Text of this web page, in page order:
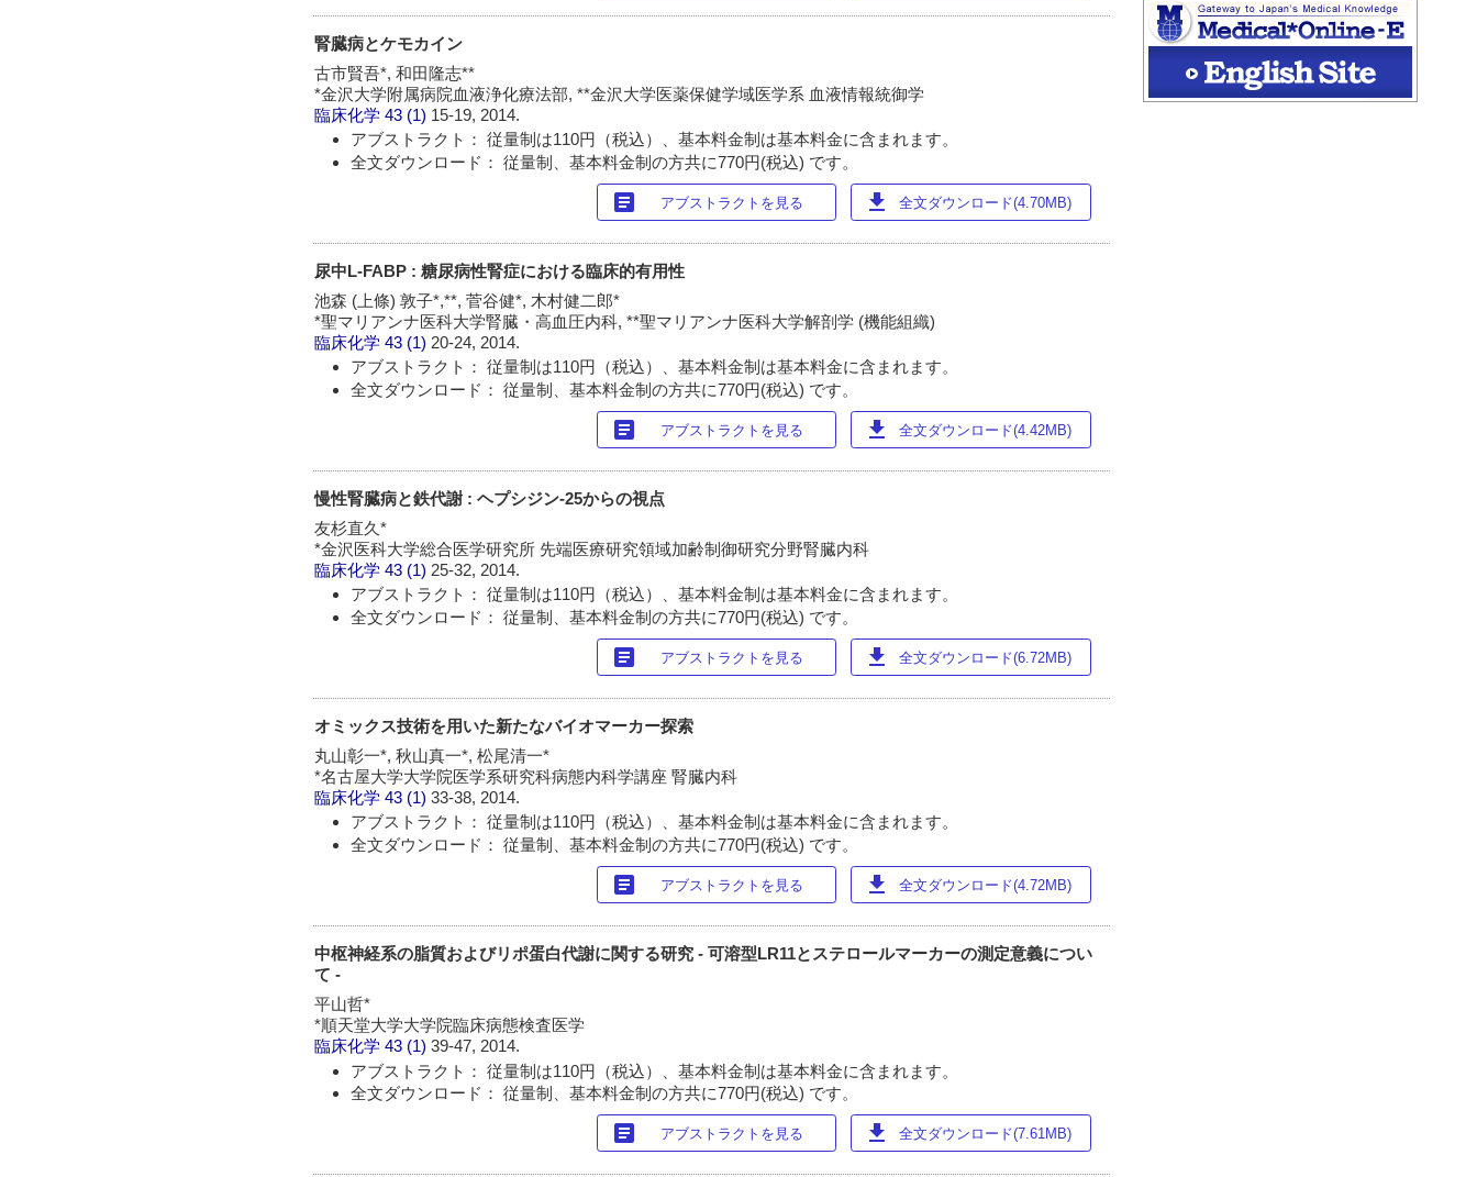
腎臓病とケモカイン
古市賢吾*, 和田隆志**
*金沢大学附属病院血液浄化療法部, **金沢大学医薬保健学域医学系 血液情報統御学
臨床化学 43 (1) 15-19, 2014.
アブストラクト： 従量制は110円（税込）、基本料金制は基本料金に含まれます。
全文ダウンロード： 従量制、基本料金制の方共に770円(税込) です。
article アブストラクトを見る download 全文ダウンロード(4.70MB)
尿中L-FABP : 糖尿病性腎症における臨床的有用性
池森 (上條) 敦子*,**, 菅谷健*, 木村健二郎*
*聖マリアンナ医科大学腎臓・高血圧内科, **聖マリアンナ医科大学解剖学 (機能組織)
臨床化学 43 (1) 20-24, 2014.
アブストラクト： 従量制は110円（税込）、基本料金制は基本料金に含まれます。
全文ダウンロード： 従量制、基本料金制の方共に770円(税込) です。
article アブストラクトを見る download 全文ダウンロード(4.42MB)
慢性腎臓病と鉄代謝 : ヘプシジン-25からの視点
友杉直久*
*金沢医科大学総合医学研究所 先端医療研究領域加齢制御研究分野腎臓内科
臨床化学 43 (1) 25-32, 2014.
アブストラクト： 従量制は110円（税込）、基本料金制は基本料金に含まれます。
全文ダウンロード： 従量制、基本料金制の方共に770円(税込) です。
article アブストラクトを見る download 全文ダウンロード(6.72MB)
オミックス技術を用いた新たなバイオマーカー探索
丸山彰一*, 秋山真一*, 松尾清一*
*名古屋大学大学院医学系研究科病態内科学講座 腎臓内科
臨床化学 43 (1)33-38, 2014.
アブストラクト： 従量制は110円（税込）、基本料金制は基本料金に含まれます。
全文ダウンロード： 従量制、基本料金制の方共に770円(税込) です。
article アブストラクトを見る download 全文ダウンロード(4.72MB)
中枢神経系の脂質およびリポ蛋白代謝に関する研究 - 可溶型LR11とステロールマーカーの測定意義につい
て -
平山哲*
*順天堂大学大学院臨床病態検査医学
臨床化学 43 (1)39-47, 2014.
アブストラクト： 従量制は110円（税込）、基本料金制は基本料金に含まれます。
全文ダウンロード： 従量制、基本料金制の方共に770円(税込) です。
article アブストラクトを見る download 全文ダウンロード(7.61MB)